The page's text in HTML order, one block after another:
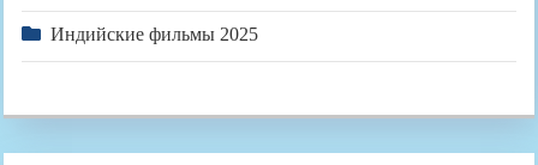
Индийские фильмы 2025